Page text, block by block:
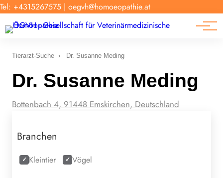
Tel: +4315267575 | oegvh@homoeopathie.at
Tierarzt-Suche
Forschung
News
Links
Tierarzt-Suche › Dr. Susanne Meding
Dr. Susanne Meding
Bottenbach 4, 91448 Emskirchen, Deutschland
Branchen
Kleintier Vögel